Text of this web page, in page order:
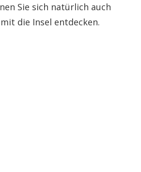
Sie sich natürlich auch
die Insel entdecken.